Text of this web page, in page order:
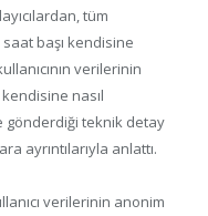
tüm
saat başı kendisine
verilerinin
nasıl
gönderdiği teknik detay
ayrıntılarıyla anlattı.
verilerinin anonim